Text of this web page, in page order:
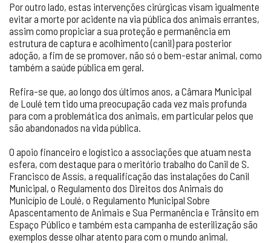
Por outro lado, estas intervenções cirúrgicas visam igualmente
evitar a morte por acidente na via pública dos animais errantes,
assim como propiciar a sua proteção e permanência em
estrutura de captura e acolhimento (canil) para posterior
adoção, a fim de se promover, não só o bem-estar animal, como
também a saúde pública em geral.
Refira-se que, ao longo dos últimos anos, a Câmara Municipal
de Loulé tem tido uma preocupação cada vez mais profunda
para com a problemática dos animais, em particular pelos que
são abandonados na vida pública.
O apoio financeiro e logístico a associações que atuam nesta
esfera, com destaque para o meritório trabalho do Canil de S.
Francisco de Assís, a requalificação das instalações do Canil
Municipal, o Regulamento dos Direitos dos Animais do
Município de Loulé, o Regulamento Municipal Sobre
Apascentamento de Animais e Sua Permanência e Trânsito em
Espaço Público e também esta campanha de esterilização são
exemplos desse olhar atento para com o mundo animal.